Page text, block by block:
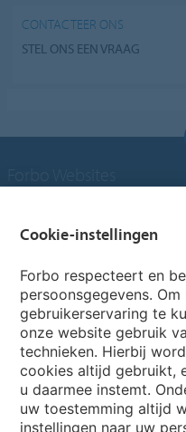
CONTACTEER ONS
STEL ONS EEN VRAAG
Forbo Flooring Systems
Forbo Movement Systems
Kies een land
Cookie-instellingen
Forbo respecteert en
persoonsgegevens.
gebruikerservaring te
onze website gebruik
technieken. Hierbij
cookies altijd gebruikt,
u daarmee instemt.
uw toestemming altijd
instellingen naar uw